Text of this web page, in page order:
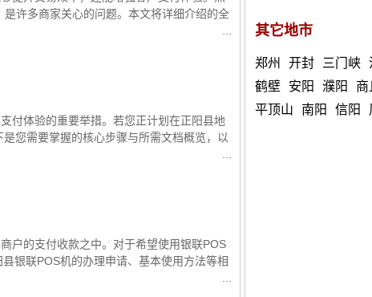
许多商家关心的问题。本文将详细介绍的全
付体验的重要举措。若您正计划在正阳县地
您需要掌握的核心步骤与所需文档概览，以
户的支付收款之中。对于希望使用银联POS
银联POS机的办理申请、基本使用方法等相
其它地市
郑州 开封 三门峡
鹤壁
安阳 濮阳 商
平顶山
南阳 信阳